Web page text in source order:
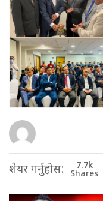
शेयर गर्नुहोस: 7.7k
Shares